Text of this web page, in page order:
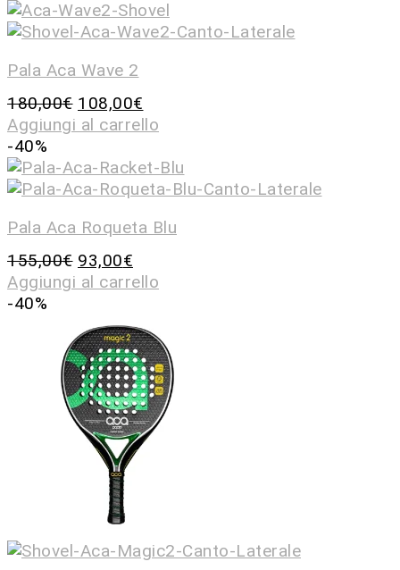
Pala Aca Wave 2
180,00€ 108,00€
Aggiungi al carrello
-40%
Pala Aca Roqueta Blu
155,00€ 93,00€
Aggiungi al carrello
-40%